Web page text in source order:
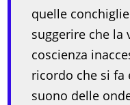
quelle
suggerire che la
coscienza
ricordo che si fa
suono delle